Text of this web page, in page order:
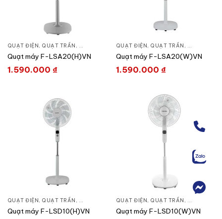
QUẠT ĐIỆN, QUẠT TRẦN , QUẠT ĐỨNG
Quạt máy F-LSA20(H)VN
1.590.000 ₫
QUẠT ĐIỆN, QUẠT TRẦN , QUẠT
Quạt máy F-LSA20(W)VN
1.590.000 ₫
QUẠT ĐIỆN, QUẠT TRẦN , QUẠT ĐỨNG
Quạt máy F-LSD10(H)VN
QUẠT ĐIỆN, QUẠT TRẦN , QUẠT
Quạt máy F-LSD10(W)VN